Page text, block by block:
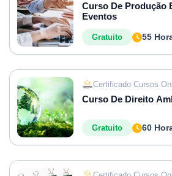
Curso De Produção
Eventos
55
Gratuito
Certificado Cursos
Curso De Direito
60
Gratuito